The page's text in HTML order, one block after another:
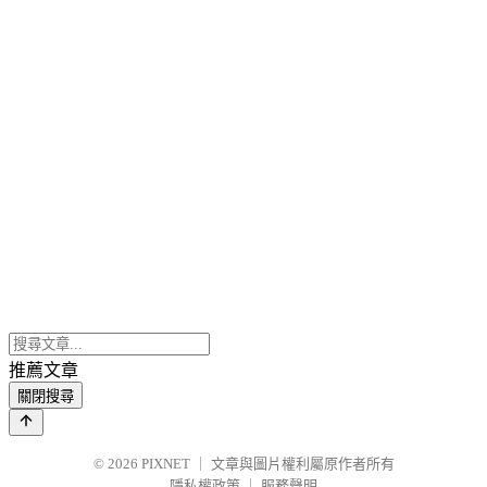
推薦文章
關閉搜尋
© 2026 PIXNET
文章與圖片權利屬原作者所有